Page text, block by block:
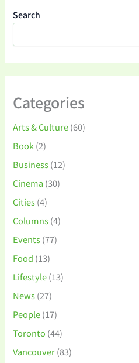
Search
Categories
Arts & Culture(60)
Book(2)
Business(12)
Cinema (30)
Cities(4)
Columns(4)
Events(77)
Food (13)
Lifestyle(13)
News(27)
People(17)
Toronto (44)
Vancouver(83)